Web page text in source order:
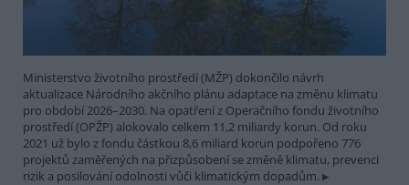
Ministerstvo životního prostředí (MŽP) dokončilo návrh
aktualizace Národního akčního plánu adaptace na změnu klimatu
pro období 2026–2030. Na opatření z Operačního fondu životního
prostředí (OPŽP) alokovalo celkem 11,2 miliardy korun. Od roku
2021 už bylo z fondu částkou 8,6 miliard korun podpořeno 776
projektů zaměřených na přizpůsobení se změně klimatu, prevenci
rizik a posilování odolnosti vůči klimatickým dopadům.